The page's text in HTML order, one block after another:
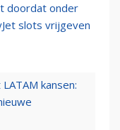
doordat onder
slots vrijgeven
kansen: